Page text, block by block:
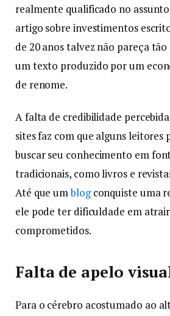
realmente qualificado no
artigo sobre investimentos
de 20 anos talvez não pareça
um texto produzido por um
de renome.
A falta de credibilidade
sites faz com que alguns
buscar seu conhecimento em
tradicionais, como livros e
Até que umblogconquiste uma
ele pode ter dificuldade em
comprometidos.
Falta de apelo
Para o cérebro acostumado ao